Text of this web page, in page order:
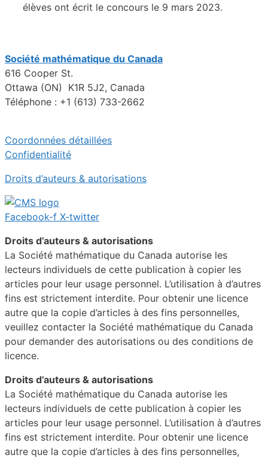
élèves ont écrit le concours le 9 mars 2023.
Société mathématique du Canada
616 Cooper St.
Ottawa (ON) K1R 5J2, Canada
Téléphone : +1 (613) 733-2662
Coordonnées détaillées
Confidentialité
Droits d’auteurs & autorisations
Facebook-f X-twitter
Droits d’auteurs & autorisations
La Société mathématique du Canada autorise les
lecteurs individuels de cette publication à copier les
articles pour leur usage personnel. L’utilisation à d’autres
fins est strictement interdite. Pour obtenir une licence
autre que la copie d’articles à des fins personnelles,
veuillez contacter la Société mathématique du Canada
pour demander des autorisations ou des conditions de
licence.
Droits d’auteurs & autorisations
La Société mathématique du Canada autorise les
lecteurs individuels de cette publication à copier les
articles pour leur usage personnel. L’utilisation à d’autres
fins est strictement interdite. Pour obtenir une licence
autre que la copie d’articles à des fins personnelles,